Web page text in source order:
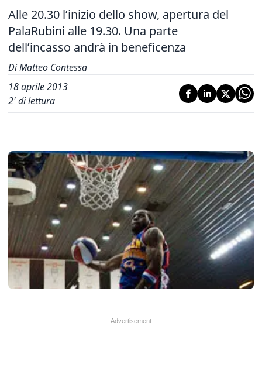
Alle 20.30 l’inizio dello show, apertura del
PalaRubini alle 19.30. Una parte
dell’incasso andrà in beneficenza
Di Matteo Contessa
18 aprile 2013
2' di lettura